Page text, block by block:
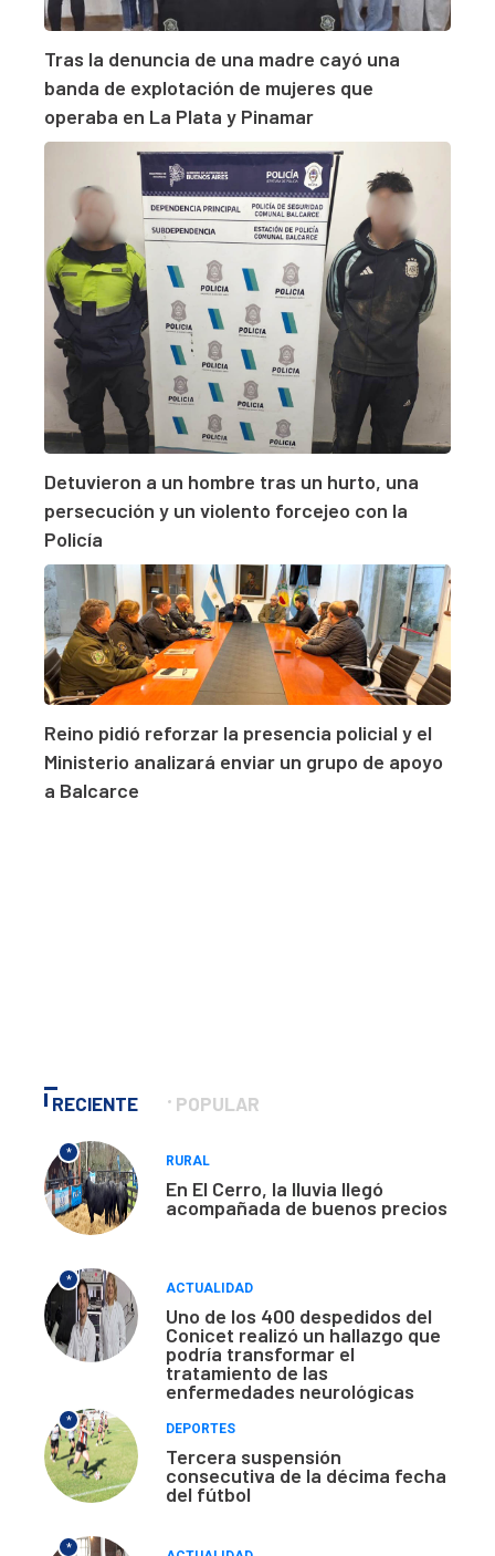
Tras la denuncia de una madre cayó una
banda de explotación de mujeres que
operaba en La Plata y Pinamar
Detuvieron a un hombre tras un hurto, una
persecución y un violento forcejeo con la
Policía
Reino pidió reforzar la presencia policial y el
Ministerio analizará enviar un grupo de apoyo
a Balcarce
RECIENTE POPULAR
*
RURAL
En El Cerro, la lluvia llegó
acompañada de buenos precios
*
ACTUALIDAD
Uno de los 400 despedidos del
Conicet realizó un hallazgo que
podría transformar el
tratamiento de las
enfermedades neurológicas
*
DEPORTES
Tercera suspensión
consecutiva de la décima fecha
del fútbol
*